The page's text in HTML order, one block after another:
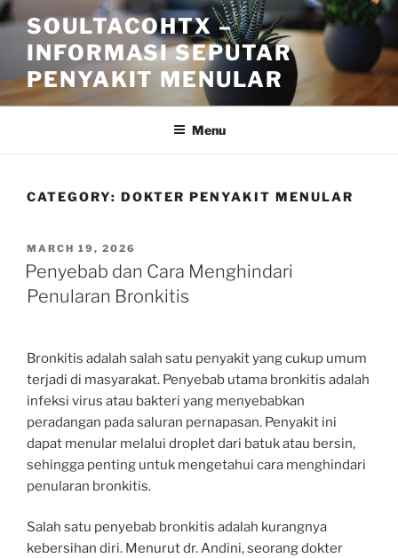
Skip
to
content
SOULTACOHTX –
INFORMASI SEPUTAR
PENYAKIT MENULAR
Menu
CATEGORY: DOKTER PENYAKIT MENULAR
POSTED
ON
MARCH 19, 2026
Penyebab dan Cara Menghindari
Penularan Bronkitis
Bronkitis adalah salah satu penyakit yang cukup umum
terjadi di masyarakat. Penyebab utama bronkitis adalah
infeksi virus atau bakteri yang menyebabkan
peradangan pada saluran pernapasan. Penyakit ini
dapat menular melalui droplet dari batuk atau bersin,
sehingga penting untuk mengetahui cara menghindari
penularan bronkitis.
Salah satu penyebab bronkitis adalah kurangnya
kebersihan diri. Menurut dr. Andini, seorang dokter